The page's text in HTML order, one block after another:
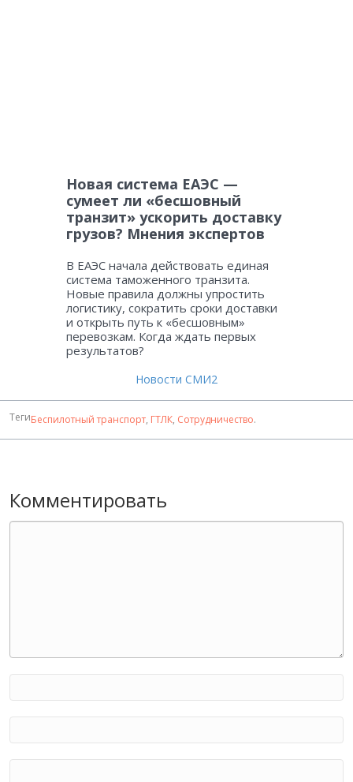
Новая система ЕАЭС —
сумеет ли «бесшовный
транзит» ускорить доставку
грузов? Мнения экспертов
В ЕАЭС начала действовать единая
система таможенного транзита.
Новые правила должны упростить
логистику, сократить сроки доставки
и открыть путь к «бесшовным»
перевозкам. Когда ждать первых
результатов?
Новости СМИ2
ТегиБеспилотный транспорт, ГТЛК, Сотрудничество.
Комментировать